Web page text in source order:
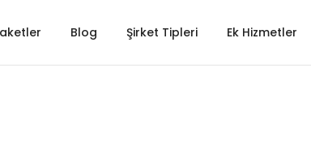
Blog Şirket Tipleri Ek Hizmetler